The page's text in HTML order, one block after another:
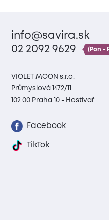
info@savira.sk
02 2092 9629
(Pon -
VIOLET MOON s.r.o.
Průmyslová 1472/11
102 00 Praha 10 - Hostivař
Facebook
TikTok